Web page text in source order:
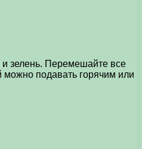
и зелень. Перемешайте все
можно подавать горячим или